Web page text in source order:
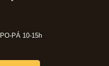
PÁ 10-15h